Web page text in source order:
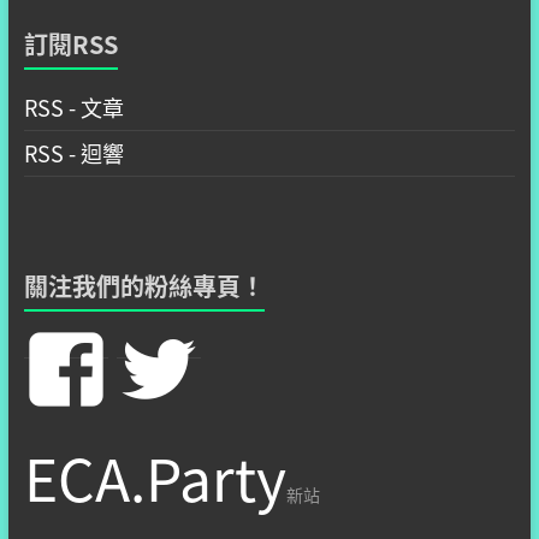
訂閱RSS
RSS - 文章
RSS - 迴響
關注我們的粉絲專頁！
在
Facebook
Twitter
ECA.Party新站